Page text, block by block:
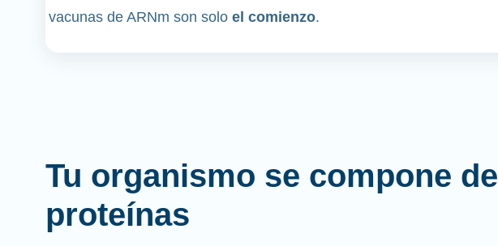
vacunas de ARNm son solo el comienzo.
Tu organismo se compone de
proteínas